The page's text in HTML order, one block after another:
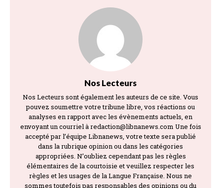
Nos Lecteurs
Nos Lecteurs sont également les auteurs de ce site. Vous
pouvez soumettre votre tribune libre, vos réactions ou
analyses en rapport avec les évènements actuels, en
envoyant un courriel à redaction@libnanews.com Une fois
accepté par l’équipe Libnanews, votre texte sera publié
dans la rubrique opinion ou dans les catégories
appropriées. N’oubliez cependant pas les règles
élémentaires de la courtoisie et veuillez respecter les
règles et les usages de la Langue Française. Nous ne
sommes toutefois pas responsables des opinions ou du